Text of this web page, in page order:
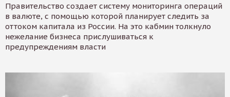
Правительство создает систему мониторинга операций
в валюте, с помощью которой планирует следить за
оттоком капитала из России. На это кабмин толкнуло
нежелание бизнеса прислушиваться к
предупреждениям власти